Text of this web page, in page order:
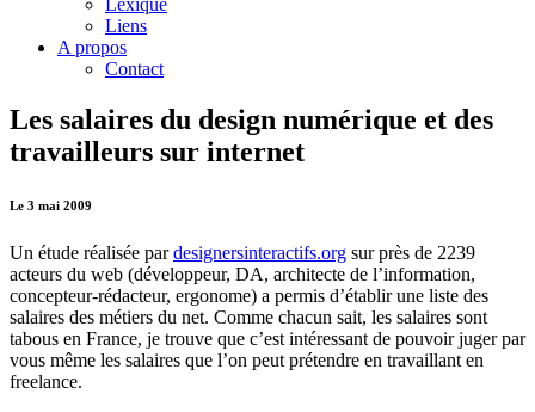
Lexique
Liens
A propos
Contact
Les salaires du design numérique et des
travailleurs sur internet
Le 3 mai 2009
Un étude réalisée pardesignersinteractifs.org sur près de 2239
acteurs du web (développeur, DA, architecte de l’information,
concepteur-rédacteur, ergonome) a permis d’établir une liste des
salaires des métiers du net. Comme chacun sait, les salaires sont
tabous en France, je trouve que c’est intéressant de pouvoir juger par
vous même les salaires que l’on peut prétendre en travaillant en
freelance.